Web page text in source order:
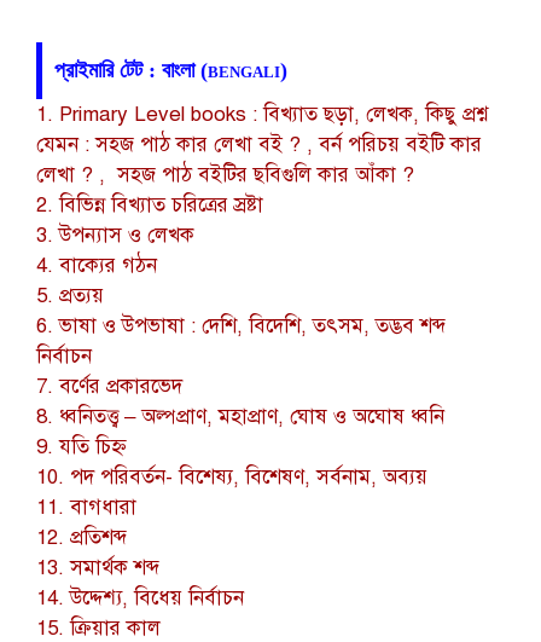
প্রাইমারি টেট : বাংলা (bengali)
1. Primary Level books : বিখ্যাত ছড়া, লেখক, কিছু প্রশ্ন
যেমন : সহজ পাঠ কার লেখা বই ? , বর্ন পরিচয় বইটি কার
লেখা ? , সহজ পাঠ বইটির ছবিগুলি কার আঁকা ?
2. বিভিন্ন বিখ্যাত চরিত্রের স্রষ্টা
3. উপন্যাস ও লেখক
4. বাক্যের গঠন
5. প্রত্যয়
6. ভাষা ও উপভাষা : দেশি, বিদেশি, তৎসম, তদ্ভব শব্দ
নির্বাচন
7. বর্ণের প্রকারভেদ
8. ধ্বনিতত্ত্ব – অল্পপ্রাণ, মহাপ্রাণ, ঘোষ ও অঘোষ ধ্বনি
9. যতি চিহ্ন
10. পদ পরিবর্তন- বিশেষ্য, বিশেষণ, সর্বনাম, অব্যয়
11. বাগধারা
12. প্রতিশব্দ
13. সমার্থক শব্দ
14. উদ্দেশ্য, বিধেয় নির্বাচন
15. ক্রিয়ার কাল